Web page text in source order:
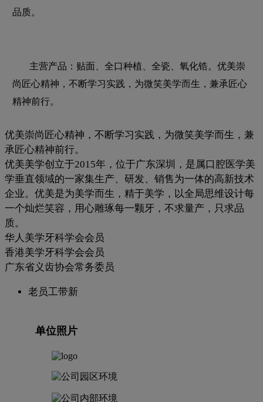
品质。
主营产品：贴面、全口种植、全瓷、氧化锆。优美崇
尚匠心精神，不断学习实践，为微笑美学而生，兼承匠心
精神前行。
优美崇尚匠心精神，不断学习实践，为微笑美学而生，兼
承匠心精神前行。
优美美学创立于2015年，位于广东深圳，是属口腔医学美
学垂直领域的一家集生产、研发、销售为一体的高新技术
企业。优美是为美学而生，精于美学，以全局思维设计每
一个灿烂笑容，用心雕琢每一颗牙，不求量产，只求品
质。
华人美学牙科学会会员
香港美学牙科学会会员
广东省义齿协会常务委员
老员工带新
单位照片